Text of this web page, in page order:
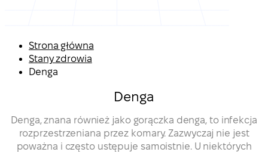
Strona główna
Stany zdrowia
Denga
Denga
Denga, znana również jako gorączka denga, to infekcja
rozprzestrzeniana przez komary. Zazwyczaj nie jest
poważna i często ustępuje samoistnie. U niektórych